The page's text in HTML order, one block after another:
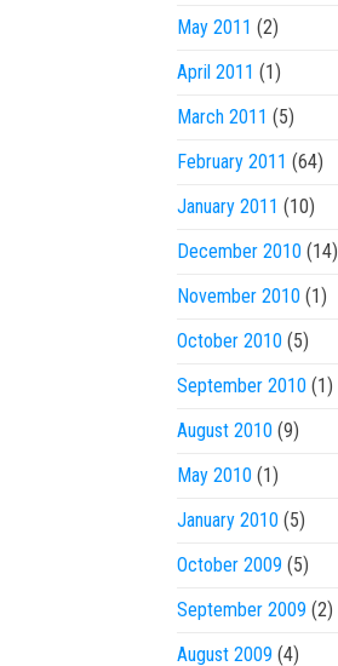
May 2011 (2)
April 2011 (1)
March 2011 (5)
February 2011 (64)
January 2011 (10)
December 2010 (14)
November 2010 (1)
October 2010 (5)
September 2010 (1)
August 2010 (9)
May 2010 (1)
January 2010 (5)
October 2009 (5)
September 2009 (2)
August 2009 (4)